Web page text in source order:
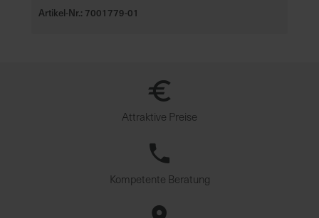
Artikel-Nr.: 7001779-01
Attraktive Preise
Kompetente Beratung